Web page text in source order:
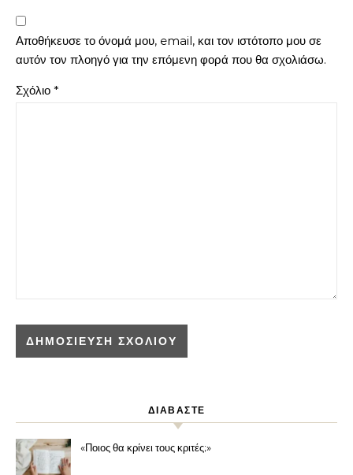
Αποθήκευσε το όνομά μου, email, και τον ιστότοπο μου σε
αυτόν τον πλοηγό για την επόμενη φορά που θα σχολιάσω.
Σχόλιο *
ΔΙΑΒΑΣΤΕ
«Ποιος θα κρίνει τους κριτές;»